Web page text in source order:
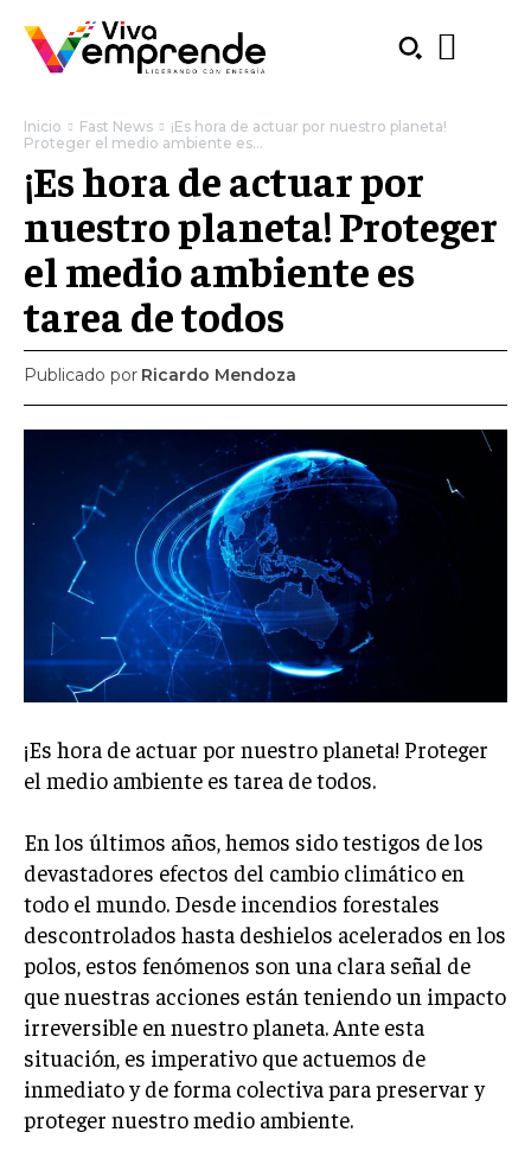
SUBSCRIBE
Welcome to Liberty Case
We have a curated list of the most noteworthy news from all
across the globe. With any subscription plan, you get access
to exclusive articlesthat let you stay ahead of the curve.
Your Profile
NEWS PUBLIC OPINION
LIFESTYLE
Inicio Fast News
¡Es hora de actuar por nuestro planeta!
Proteger el medio ambiente es...
¡Es hora de actuar por
nuestro planeta! Proteger
el medio ambiente es
tarea de todos
Publicado por Ricardo Mendoza
¡Es hora de actuar por nuestro planeta! Proteger
el medio ambiente es tarea de todos.
En los últimos años, hemos sido testigos de los
devastadores efectos del cambio climático en
todo el mundo. Desde incendios forestales
descontrolados hasta deshielos acelerados en los
polos, estos fenómenos son una clara señal de
que nuestras acciones están teniendo un impacto
irreversible en nuestro planeta. Ante esta
situación, es imperativo que actuemos de
inmediato y de forma colectiva para preservar y
proteger nuestro medio ambiente.